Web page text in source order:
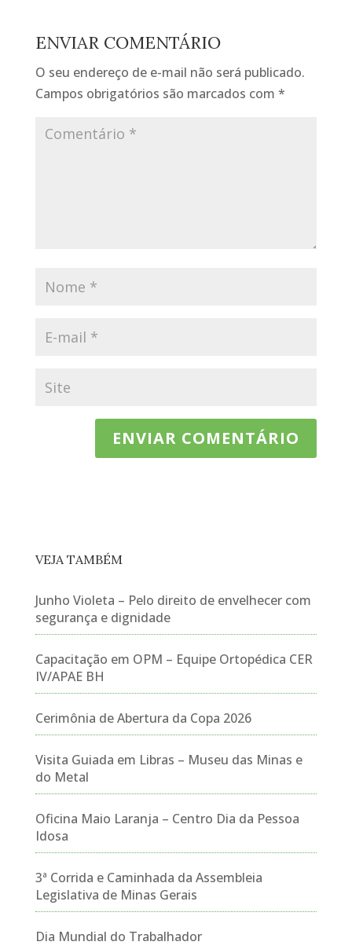
ENVIAR COMENTÁRIO
O seu endereço de e-mail não será publicado.
Campos obrigatórios são marcados com *
VEJA TAMBÉM
Junho Violeta – Pelo direito de envelhecer com
segurança e dignidade
Capacitação em OPM – Equipe Ortopédica CER
IV/APAE BH
Cerimônia de Abertura da Copa 2026
Visita Guiada em Libras – Museu das Minas e
do Metal
Oficina Maio Laranja – Centro Dia da Pessoa
Idosa
3ª Corrida e Caminhada da Assembleia
Legislativa de Minas Gerais
Dia Mundial do Trabalhador